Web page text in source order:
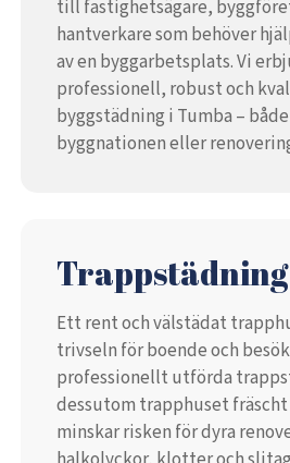
till fastighetsägare,
hantverkare som behöver
av en byggarbetsplats. Vi
professionell, robust och
byggstädning i Tumba –
byggnationen eller
Trappstädning
Ett rent och välstädat
trivseln för boende och
professionellt utförda
dessutom trapphuset
minskar risken för dyra